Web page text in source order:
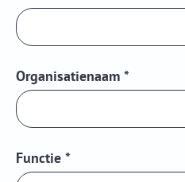
Organisatienaam *
Functie *